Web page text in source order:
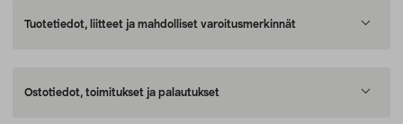
Tuotetiedot, liitteet ja mahdolliset varoitusmerkinnät
Ostotiedot, toimitukset ja palautukset